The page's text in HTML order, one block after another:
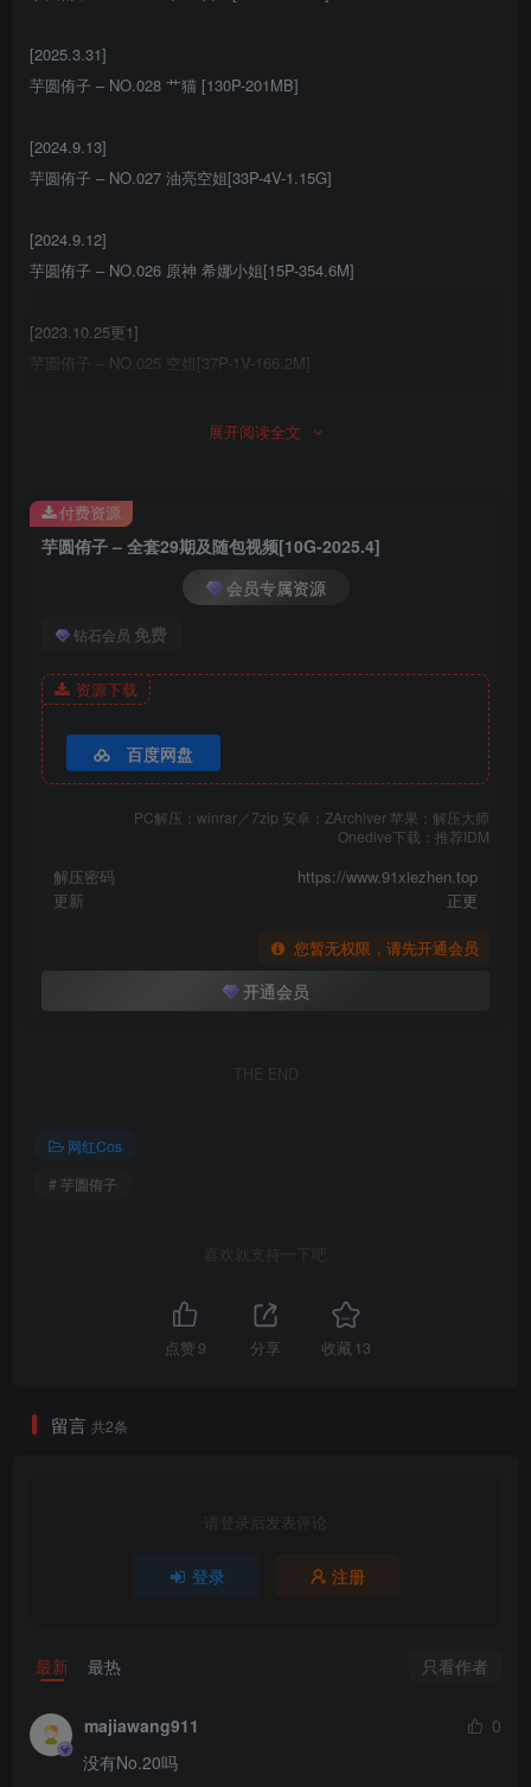
[2025.3.31]
芋圆侑子 – NO.028 艹猫 [130P-201MB]
[2024.9.13]
芋圆侑子 – NO.027 油亮空姐[33P-4V-1.15G]
[2024.9.12]
芋圆侑子 – NO.026 原神 希娜小姐[15P-354.6M]
[2023.10.25更1]
芋圆侑子 – NO.025 空姐[37P-1V-166.2M]
[12.10更2]
芋圆侑子 NO.023 蓝格子小清新[22P-76.3M]
芋圆侑子 NO.022 兽娘风俗店[177P+16V-815.7M]
芋圆侑子 NO.019 花精灵 [71P1V-1.37GB]
芋圆侑子 NO.018 恰巴耶夫囚服 [33P3V-223MB]
芋圆侑子 NO.017 路易九世礼服 [12P-83MB]
芋圆侑子 NO.016 甘古特监狱服 [12P-107MB]
芋圆侑子 NO.015 黑枪呆女仆自拍 [24P3V-211MB]
芋圆侑子 NO.013 金毛不良jk [42P5V-533MB]
芋圆侑子 NO.012 黑丝女教师 [57P14V-202MB]
芋圆侑子 NO.011 白丝jk [77P9V-132MB]
芋圆侑子 NO.010 醉酒小秘书 [53P4V-92MB]
芋圆侑子 NO.009 小恶魔 [9P-37MB]
芋圆侑子 NO.007 魔王的新娘 [170P10V-458MB]
芋圆侑子 NO.004 紫发魅魔 [20P-112MB]
芋圆侑子 NO.003 淫纹贴 [40P-71MB]
芋圆侑子 NO.001 狂三 [12P-105MB]
展开阅读全文
芋圆侑子 – 全套29期及随包视频[10G-2025.4]
会员专属资源
钻石会员 免费
资源下载
百度网盘
PC解压：winrar／7zip 安卓：ZArchiver 苹果：解压大师
Onedive下载：推荐IDM
解压密码
https://www.91xiezhen.top
更新
正更
您暂无权限，请先开通会员
开通会员
付费资源
THE END
网红Cos
# 芋圆侑子
喜欢就支持一下吧
点赞 9 分享 收藏 13
留言 共2条
请登录后发表评论
登录 注册
最新 最热 只看作者
majiawang911
0
没有No.20吗